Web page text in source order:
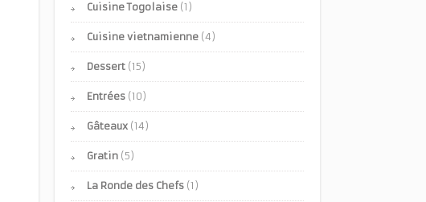
Cuisine Togolaise (1)
Cuisine vietnamienne (4)
Dessert (15)
Entrées (10)
Gâteaux (14)
Gratin (5)
La Ronde des Chefs (1)